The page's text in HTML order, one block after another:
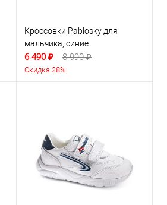
Кроссовки Pablosky для
мальчика, синие
6 490 ₽ 8 990 ₽
Скидка 28%